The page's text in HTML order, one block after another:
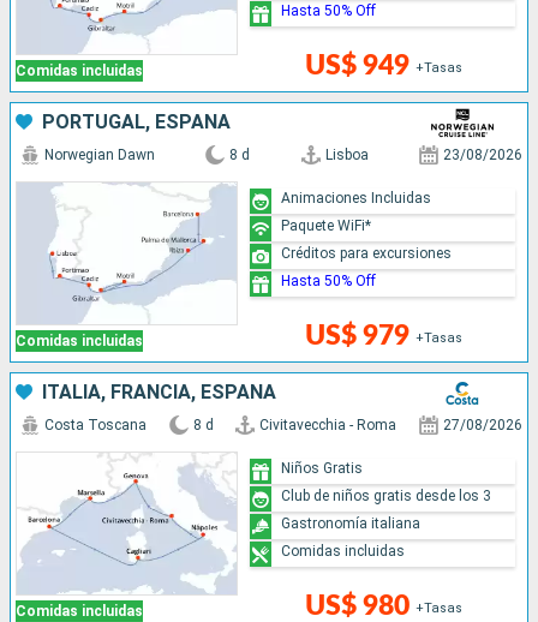
Comidas incluidas US$ 949 +Tasas
Hasta 50% Off
PORTUGAL, ESPAÑA
Comidas incluidas
Norwegian Dawn 8 d Lisboa 23/08/2026
US$ 979 +Tasas
Animaciones Incluidas
Paquete WiFi*
Créditos para excursiones
Hasta 50% Off
ITALIA, FRANCIA, ESPAÑA
Comidas incluidas
Costa Toscana 8 d Civitavecchia - Roma 27/08/2026
US$ 980 +Tasas
Niños Gratis
Club de niños gratis desde los 3
Gastronomía italiana
Comidas incluidas